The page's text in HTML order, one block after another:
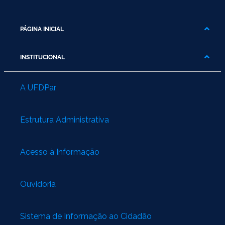
PÁGINA INICIAL
INSTITUCIONAL
A UFDPar
Estrutura Administrativa
Acesso à Informação
Ouvidoria
Sistema de Informação ao Cidadão